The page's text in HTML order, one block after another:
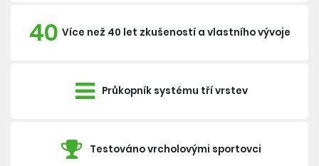
40 Více než 40 let zkušeností a vlastního vývoje
Průkopník systému tří vrstev
Testováno vrcholovými sportovci